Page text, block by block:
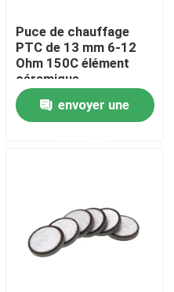
Puce de chauffage
PTC de 13 mm 6-12
Ohm 150C élément
céramique
envoyer une